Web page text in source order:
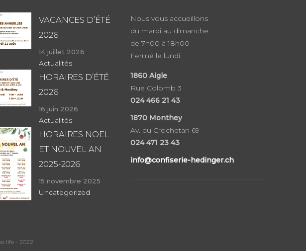
VACANCES D’ÉTÉ
2026
14 juillet 2026
Actualités
HORAIRES D’ÉTÉ
2026
16 juin 2026
Actualités
HORAIRES NOËL
ET NOUVEL AN
2025-2026
15 novembre 2025
Uncategorized
Nous vous accueillons
du mardi au dimanche
de 7h00 à 18h00
Fermé le lundi
1860 Aigle
Rue Colomb 3
024 466 21 43
1870 Monthey
Av. du Crochetan 69
024 471 23 43
info@confiserie-hedinger.ch
life - 2022